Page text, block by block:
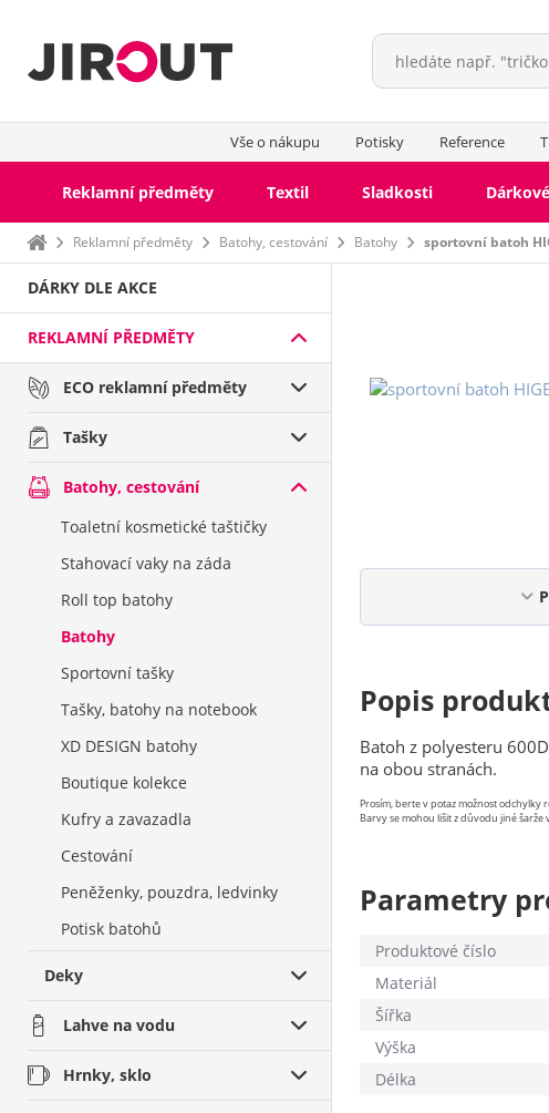
Vše o nákupu Potisky Reference
Reklamní předměty Textil Sladkosti
Domů Reklamní předměty Batohy, cestování Batohy sportovní batoh
DÁRKY DLE AKCE
REKLAMNÍ PŘEDMĚTY
ECO reklamní předměty
Tašky
Batohy, cestování
Toaletní kosmetické taštičky
Stahovací vaky na záda
Roll top batohy
Batohy
Sportovní tašky
Tašky, batohy na notebook
XD DESIGN batohy
Boutique kolekce
Kufry a zavazadla
Cestování
Peněženky, pouzdra, ledvinky
Potisk batohů
Deky
Lahve na vodu
Hrnky, sklo
Popis
Batoh z polyesteru
na obou stranách.
Prosím, berte v potaz možnost
Barvy se mohou lišit z důvodu jiné
Parametry
Produktové číslo
Materiál
Šířka
Výška
Délka